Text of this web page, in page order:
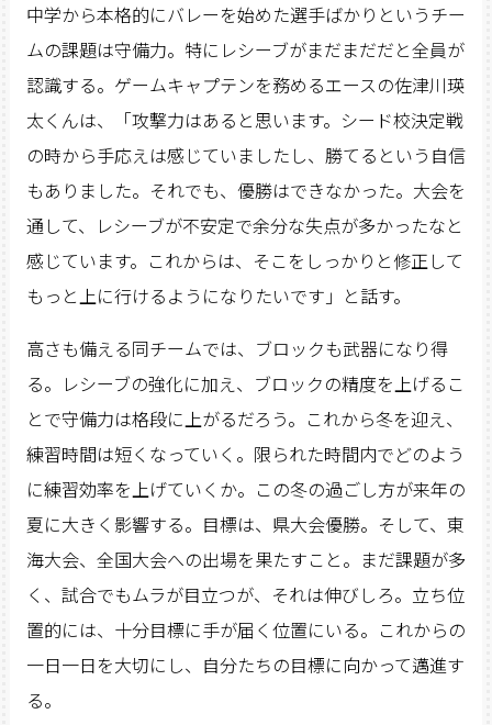
中学から本格的にバレーを始めた選手ばかりというチー
ムの課題は守備力。特にレシーブがまだまだだと全員が
認識する。ゲームキャプテンを務めるエースの佐津川瑛
太くんは、「攻撃力はあると思います。シード校決定戦
の時から手応えは感じていましたし、勝てるという自信
もありました。それでも、優勝はできなかった。大会を
通して、レシーブが不安定で余分な失点が多かったなと
感じています。これからは、そこをしっかりと修正して
もっと上に行けるようになりたいです」と話す。
高さも備える同チームでは、ブロックも武器になり得
る。レシーブの強化に加え、ブロックの精度を上げるこ
とで守備力は格段に上がるだろう。これから冬を迎え、
練習時間は短くなっていく。限られた時間内でどのよう
に練習効率を上げていくか。この冬の過ごし方が来年の
夏に大きく影響する。目標は、県大会優勝。そして、東
海大会、全国大会への出場を果たすこと。まだ課題が多
く、試合でもムラが目立つが、それは伸びしろ。立ち位
置的には、十分目標に手が届く位置にいる。これからの
一日一日を大切にし、自分たちの目標に向かって邁進す
る。